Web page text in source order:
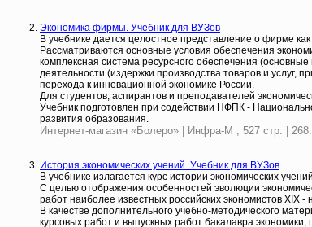
Экономика фирмы. Учебник для ВУЗов
В учебнике дается целостное представление о фирме
Рассматриваются основные условия обеспечения
комплексная система ресурсного обеспечения
деятельности (издержки производства товаров и
перехода к инновационной экономике России.
Для студентов, аспирантов и преподавателей
Учебник подготовлен при содействии НФПК -
развития образования.
Интернет-магазин «Болеро» | Инфра-М , 527 стр. |
История экономических учений. Учебник для ВУЗов
В учебнике излагается курс истории экономических
С целью отображения особенностей эволюции
работ наиболее известных российских экономистов XIX -
В качестве дополнительного учебно-методического
курсовых работ и выпускных работ бакалавра